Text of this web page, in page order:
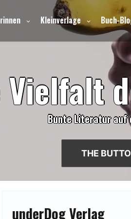
Kleinverlage Buch-
Vielfaltd
Bunte Literatur auf
THE
underDog Verlag